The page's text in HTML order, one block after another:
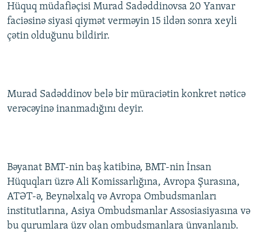
Hüquq müdafiəçisi Murad Sadəddinovsa 20 Yanvar
faciəsinə siyasi qiymət verməyin 15 ildən sonra xeyli
çətin olduğunu bildirir.
Murad Sadəddinov belə bir müraciətin konkret nəticə
verəcəyinə inanmadığını deyir.
Bəyanat BMT-nin baş katibinə, BMT-nin İnsan
Hüquqları üzrə Ali Komissarlığına, Avropa Şurasına,
ATƏT-ə, Beynəlxalq və Avropa Ombudsmanları
institutlarına, Asiya Ombudsmanlar Assosiasiyasına və
bu qurumlara üzv olan ombudsmanlara ünvanlanıb.